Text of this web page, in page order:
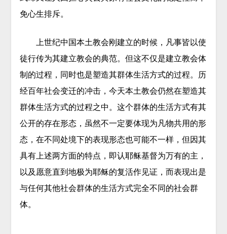
免心生排斥。
上世纪中国本土教会刚建立的时候，凡事皆以使
徒行传为其建立教会的典范。但这不仅是建立教会体
制的过程，同时也是塑造其群体生活方式的过程。历
经百年社会变迁的冲击，今天本土教会仍然在塑造其
群体生活方式的过程之中。这个群体的生活方式有其
公开的存在形态，虽然不一定要体现为凡物共用的形
态，在不同处境下的表现形态也可能不一样，但因其
具有上述两方面的特点，即认耶稣基督为万有的主，
以及愿意直到地极为耶稣的复活作见证，而表现出是
与任何其他社会群体的生活方式完全不同的社会群
体。